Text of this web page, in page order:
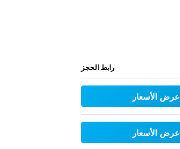
رابط الحجز
عرض الأسعار
عرض الأسعار